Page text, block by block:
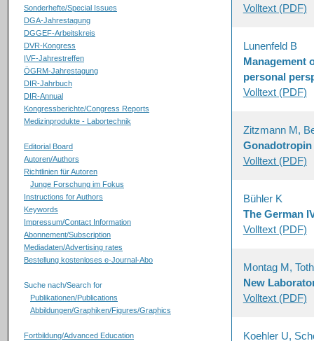
Sonderhefte/Special Issues
DGA-Jahrestagung
DGGEF-Arbeitskreis
DVR-Kongress
IVF-Jahrestreffen
ÖGRM-Jahrestagung
DIR-Jahrbuch
DIR-Annual
Kongressberichte/Congress Reports
Medizinprodukte - Labortechnik
Editorial Board
Autoren/Authors
Richtlinien für Autoren
Junge Forschung im Fokus
Instructions for Authors
Keywords
Impressum/Contact Information
Abonnement/Subscription
Mediadaten/Advertising rates
Bestellung kostenloses e-Journal-Abo
Suche nach/Search for
Publikationen/Publications
Abbildungen/Graphiken/Figures/Graphics
Fortbildung/Advanced Education
Volltext (PDF)
Lunenfeld B
Management
personal
Volltext (PDF)
Zitzmann M,
Gonadotropin
Volltext (PDF)
Bühler K
The German
Volltext (PDF)
Montag M,
New
Volltext (PDF)
Koehler U,